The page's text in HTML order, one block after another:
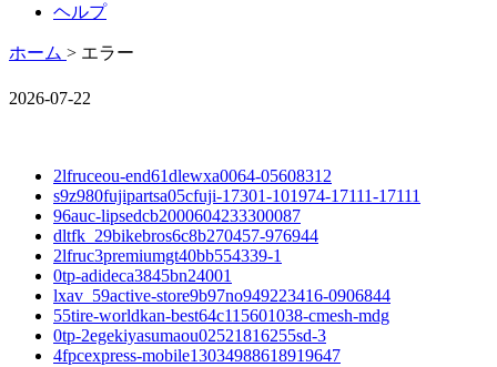
ヘルプ
ホーム > エラー
2026-07-22
2lfruceou-end61dlewxa0064-05608312
s9z980fujipartsa05cfuji-17301-101974-17111-17111
96auc-lipsedcb2000604233300087
dltfk_29bikebros6c8b270457-976944
2lfruc3premiumgt40bb554339-1
0tp-adideca3845bn24001
lxav_59active-store9b97no949223416-0906844
55tire-worldkan-best64c115601038-cmesh-mdg
0tp-2egekiyasumaou02521816255sd-3
4fpcexpress-mobile13034988618919647